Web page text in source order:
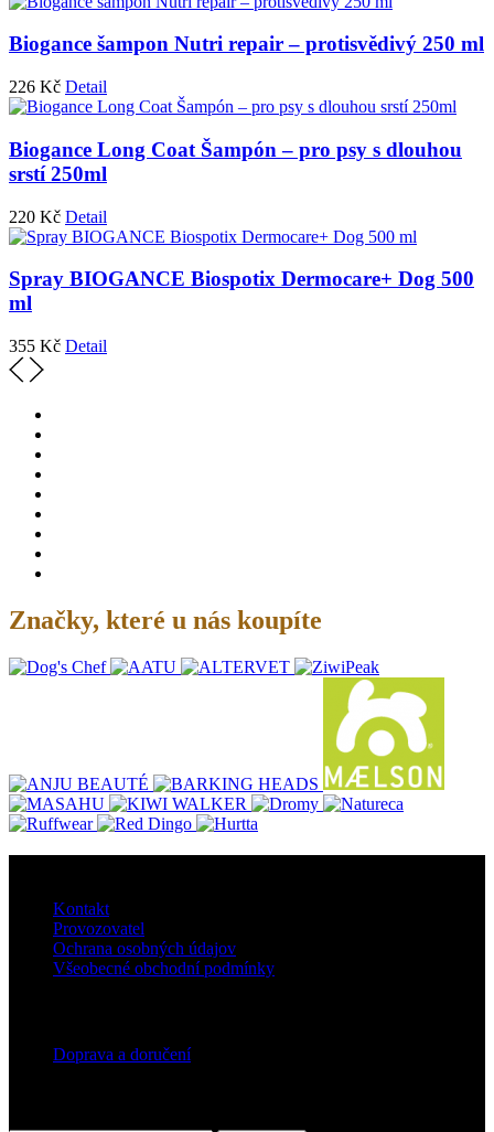
Biogance šampon Nutri repair – protisvědivý 250 ml
226 Kč Detail
Biogance Long Coat Šampón – pro psy s dlouhou
srstí 250ml
220 Kč Detail
Spray BIOGANCE Biospotix Dermocare+ Dog 500
ml
355 Kč Detail
Značky, které u nás koupíte
Kontakt
Provozovatel
Ochrana osobných údajov
Všeobecné obchodní podmínky
Doprava a doručení